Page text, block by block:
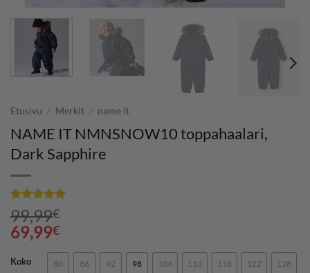
Etusivu / Merkit / name it
NAME IT NMNSNOW10 toppahaalari,
Dark Sapphire
Arvio5
5:stä
perustuen
1
asiakkaan
arvotukseen.
99,99€
69,99€
Koko 80 86 92 98 104 110 116 122 128